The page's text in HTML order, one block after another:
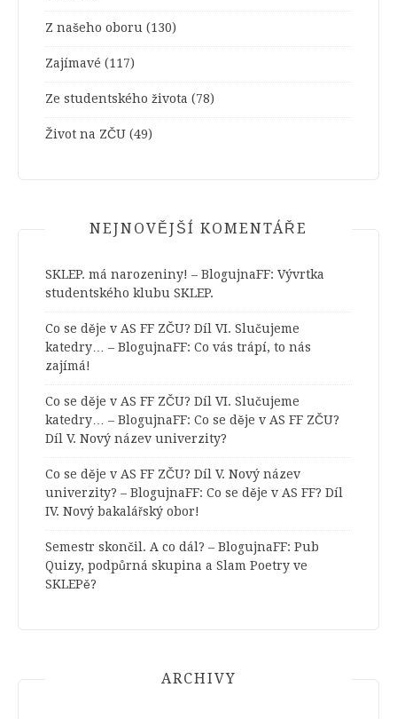
Z našeho oboru (130)
Zajímavé (117)
Ze studentského života (78)
Život na ZČU (49)
NEJNOVĚJŠÍ KOMENTÁŘE
SKLEP. má narozeniny! – BlogujnaFF: Vývrtka
studentského klubu SKLEP.
Co se děje v AS FF ZČU? Díl VI. Slučujeme
katedry… – BlogujnaFF: Co vás trápí, to nás
zajímá!
Co se děje v AS FF ZČU? Díl VI. Slučujeme
katedry… – BlogujnaFF: Co se děje v AS FF ZČU?
Díl V. Nový název univerzity?
Co se děje v AS FF ZČU? Díl V. Nový název
univerzity? – BlogujnaFF: Co se děje v AS FF? Díl
IV. Nový bakalářský obor!
Semestr skončil. A co dál? – BlogujnaFF: Pub
Quizy, podpůrná skupina a Slam Poetry ve
SKLEPě?
ARCHIVY